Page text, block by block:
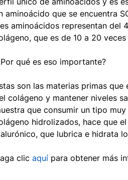
aminoácido que se encuentra
aminoácidos representan del
que es de 10 a 20
qué es eso importante?
son las materias primas
colágeno y mantener niveles
que consumir un tipo
hidrolizados, hace que
que lubrica e hidrata
clicaquí para obtener más